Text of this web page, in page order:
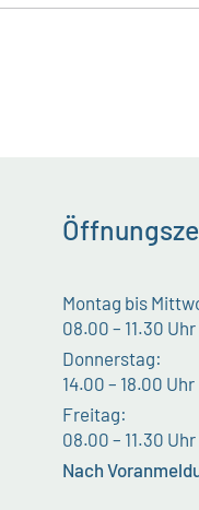
Montag bis
08.00 – 11.30
Donnerstag:
14.00 – 18.00 Uhr
Freitag:
08.00 – 11.30
Nach